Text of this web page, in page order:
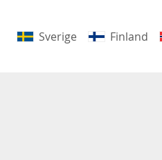
Sverige Finland